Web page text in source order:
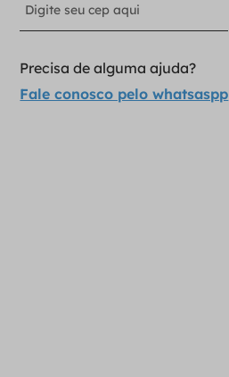
Precisa de alguma ajuda?
Fale conosco pelo whatsaspp